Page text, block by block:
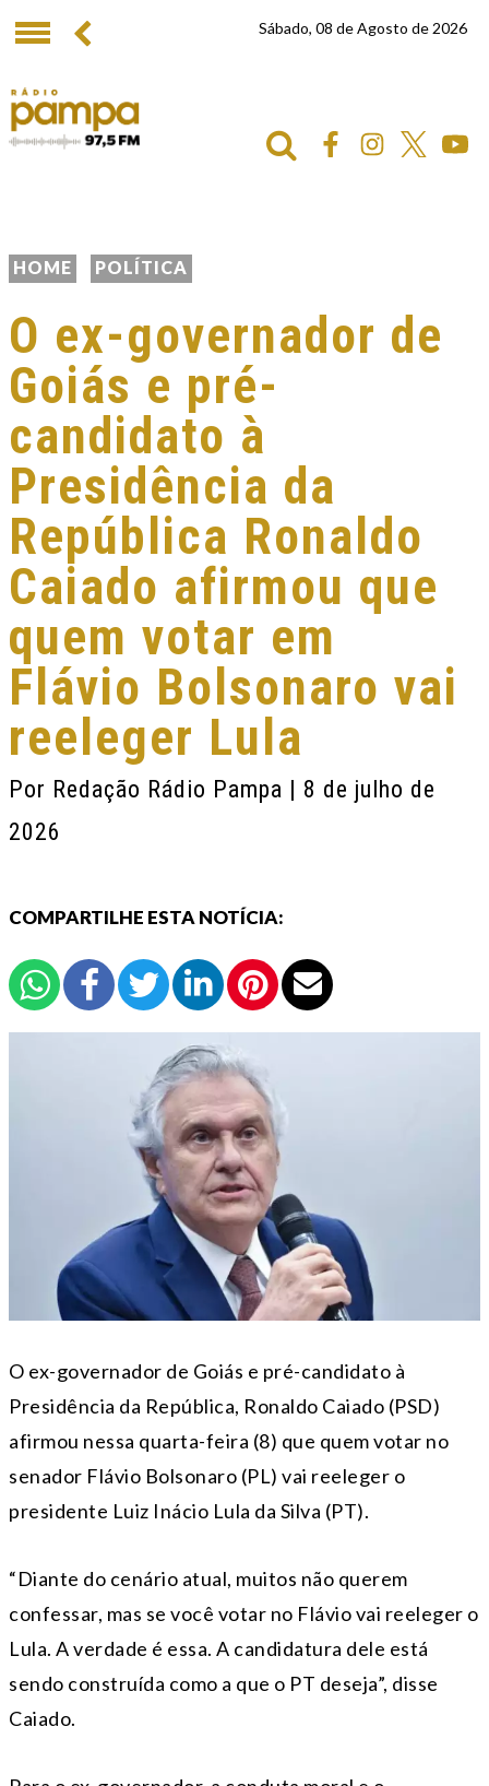
Sábado, 08 de Agosto de 2026
HOME POLÍTICA
O ex-governador de
Goiás e pré-
candidato à
Presidência da
República Ronaldo
Caiado afirmou que
quem votar em
Flávio Bolsonaro vai
reeleger Lula
Por Redação Rádio Pampa | 8 de julho de
2026
COMPARTILHE ESTA NOTÍCIA:
O ex-governador de Goiás e pré-candidato à
Presidência da República, Ronaldo Caiado (PSD)
afirmou nessa quarta-feira (8) que quem votar no
senador Flávio Bolsonaro (PL) vai reeleger o
presidente Luiz Inácio Lula da Silva (PT).
“Diante do cenário atual, muitos não querem
confessar, mas se você votar no Flávio vai reeleger o
Lula. A verdade é essa. A candidatura dele está
sendo construída como a que o PT deseja”, disse
Caiado.